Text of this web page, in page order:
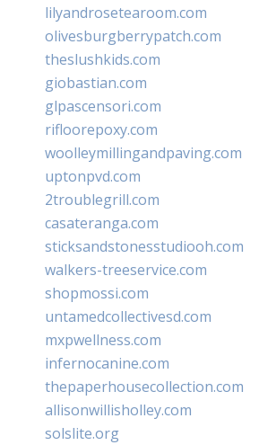
lilyandrosetearoom.com
olivesburgberrypatch.com
theslushkids.com
giobastian.com
glpascensori.com
rifloorepoxy.com
woolleymillingandpaving.com
uptonpvd.com
2troublegrill.com
casateranga.com
sticksandstonesstudiooh.com
walkers-treeservice.com
shopmossi.com
untamedcollectivesd.com
mxpwellness.com
infernocanine.com
thepaperhousecollection.com
allisonwillisholley.com
solslite.org